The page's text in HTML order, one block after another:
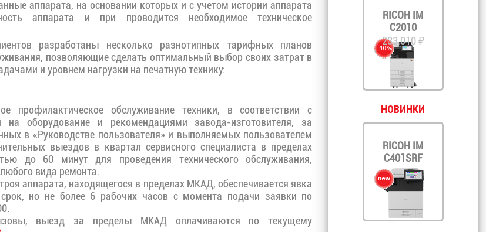
аппарата, на основании которых и с учетом истории аппарата
аппарата и при проводится необходимое техническое
разработаны несколько разнотипных тарифных планов
позволяющие сделать оптимальный выбор своих затрат в
и уровнем нагрузки на печатную технику:
профилактическое обслуживание техники, в соответствии с
на оборудование и рекомендациями завода-изготовителя, за
в «Руководстве пользователя» и выполняемых пользователем
выездов в квартал сервисного специалиста в пределах
до 60 минут для проведения технического обслуживания,
вида ремонта.
аппарата, находящегося в пределах МКАД, обеспечивается явка
но не более 6 рабочих часов с момента подачи заявки по
выезд за пределы МКАД оплачиваются по текущему
RICOH IM
C2010
233 010 ₽
НОВИНКИ
RICOH IM
C401SRF